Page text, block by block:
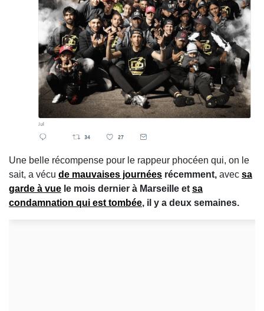
Une belle récompense pour le rappeur phocéen qui, on le
sait, a vécu de mauvaises journées récemment, avec sa
garde à vue le mois dernier à Marseille et sa
condamnation qui est tombée, il y a deux semaines.